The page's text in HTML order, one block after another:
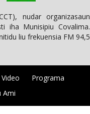
nudar organizasaun
iha Munisipiu Covalima.
liu frekuensia FM 94,5
Video
Programa
Ami